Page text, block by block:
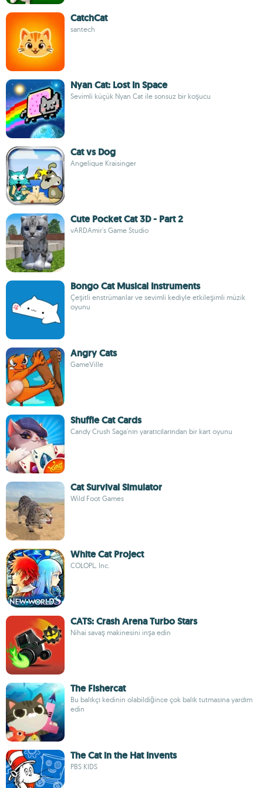
CatchCat
santech
Nyan Cat: Lost In Space
Sevimli küçük Nyan Cat ile sonsuz bir koşucu
Cat vs Dog
Angelique Kraisinger
Cute Pocket Cat 3D - Part 2
vARDAmir's Game Studio
Bongo Cat Musical Instruments
Çeşitli enstrümanlar ve sevimli kediyle etkileşimli müzik
oyunu
Angry Cats
GameVille
Shuffle Cat Cards
Candy Crush Saga'nın yaratıcılarından bir kart oyunu
Cat Survival Simulator
Wild Foot Games
White Cat Project
COLOPL, Inc.
CATS: Crash Arena Turbo Stars
Nihai savaş makinesini inşa edin
The Fishercat
Bu balıkçı kedinin olabildiğince çok balık tutmasına yardım
edin
The Cat in the Hat Invents
PBS KIDS